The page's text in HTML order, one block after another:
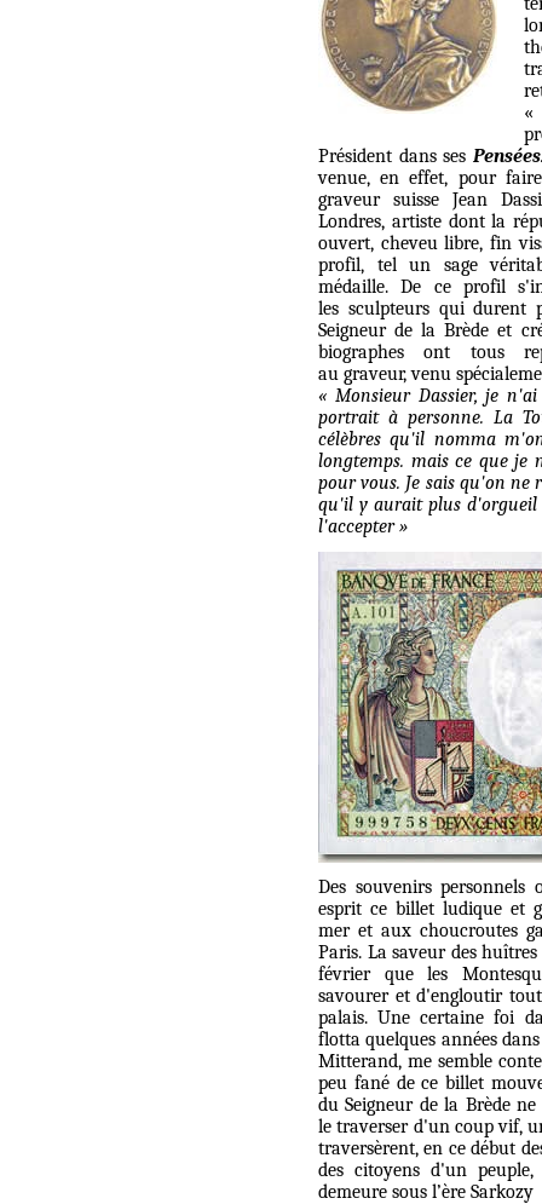
Président dans ses Pensées
venue, en effet, pour
graveur suisse Jean
Londres, artiste dont la
ouvert, cheveu libre, fin
profil, tel un sage
médaille. De ce profil
les sculpteurs qui durent
Seigneur de la Brède et
biographes ont tous
au graveur, venu
« Monsieur Dassier, je
portrait à personne. La
célèbres qu'il nomma
longtemps. mais ce que
pour vous. Je sais qu'on ne
qu'il y aurait plus d'orgueil
l'accepter»
Des souvenirs
esprit ce billet ludique et
mer et aux choucroutes
Paris. La saveur des
février que les
savourer et d'engloutir
palais. Une certaine foi
flotta quelques années
Mitterand, me semble
peu fané de ce billet
du Seigneur de la Brède
le traverser d'un coup vif,
traversèrent, en ce début
des citoyens d'un
demeure sous l’ère Sarkozy